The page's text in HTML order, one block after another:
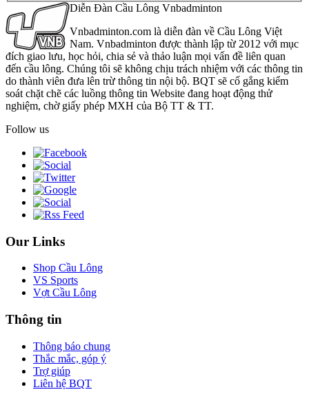
Diễn Đàn Cầu Lông Vnbadminton
Vnbadminton.com là diễn đàn về Cầu Lông Việt
Nam. Vnbadminton được thành lập từ 2012 với mục
đích giao lưu, học hỏi, chia sẻ và thảo luận mọi vấn đề liên quan
đến cầu lông. Chúng tôi sẽ không chịu trách nhiệm với các thông tin
do thành viên đưa lên trừ thông tin nội bộ. BQT sẽ cố gắng kiểm
soát chặt chẽ các luồng thông tin Website đang hoạt động thử
nghiệm, chờ giấy phép MXH của Bộ TT & TT.
Follow us
Our Links
Shop Cầu Lông
VS Sports
Vợt Cầu Lông
Thông tin
Thông báo chung
Thắc mắc, góp ý
Trợ giúp
Liên hệ BQT